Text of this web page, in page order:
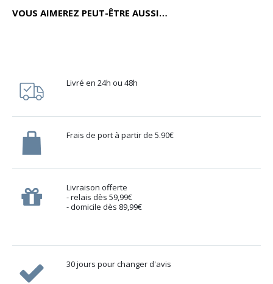
VOUS AIMEREZ PEUT-ÊTRE AUSSI…
Livré en 24h ou 48h
Frais de port à partir de 5.90€
Livraison offerte
- relais dès 59,99€
- domicile dès 89,99€
30 jours pour changer d'avis